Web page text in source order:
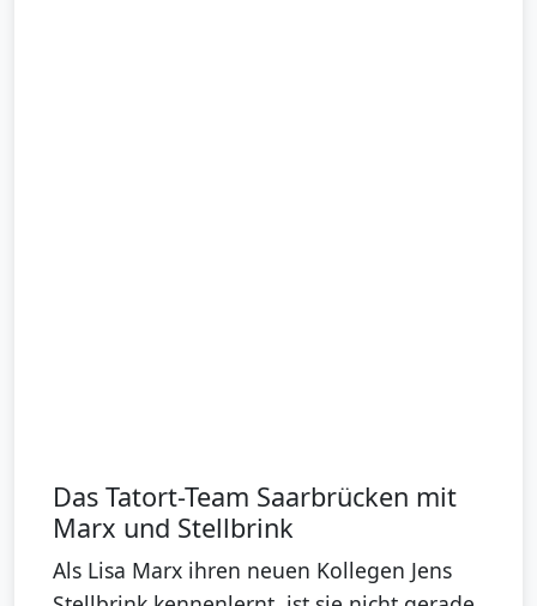
Das Tatort-Team Saarbrücken mit
Marx und Stellbrink
Als Lisa Marx ihren neuen Kollegen Jens